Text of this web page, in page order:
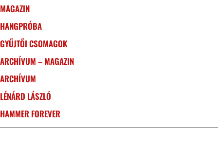
MAGAZIN
HANGPRÓBA
GYŰJTŐI CSOMAGOK
ARCHÍVUM – MAGAZIN
ARCHÍVUM
LÉNÁRD LÁSZLÓ
HAMMER FOREVER